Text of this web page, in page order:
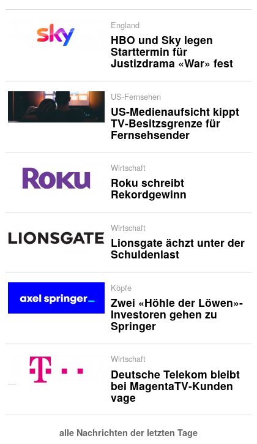
England
HBO und Sky legen
Starttermin für
Justizdrama «War» fest
US-Fernsehen
US-Medienaufsicht kippt
TV-Besitzsgrenze für
Fernsehsender
Wirtschaft
Roku schreibt
Rekordgewinn
Wirtschaft
Lionsgate ächzt unter der
Schuldenlast
Köpfe
Zwei «Höhle der Löwen»-
Investoren gehen zu
Springer
Wirtschaft
Deutsche Telekom bleibt
bei MagentaTV-Kunden
vage
alle Nachrichten der letzten Tage